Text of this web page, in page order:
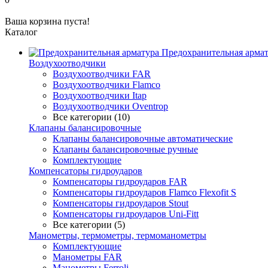
Ваша корзина пуста!
Каталог
Предохранительная
Воздухоотводчики
Воздухоотводчики FAR
Воздухоотводчики Flamco
Воздухоотводчики Itap
Воздухоотводчики Oventrop
Все категории (10)
Клапаны балансировочные
Клапаны балансировочные автоматические
Клапаны балансировочные ручные
Комплектующие
Компенсаторы гидроударов
Компенсаторы гидроударов FAR
Компенсаторы гидроударов Flamco Flexofit S
Компенсаторы гидроударов Stout
Компенсаторы гидроударов Uni-Fitt
Все категории (5)
Манометры, термометры, термоманометры
Комплектующие
Манометры FAR